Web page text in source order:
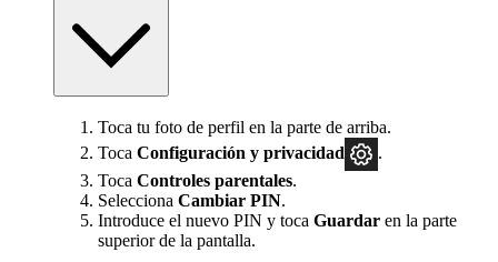
Toca tu foto de perfil en la parte de arriba.
Toca Configuración y privacidad
.
Toca Controles parentales.
Selecciona Cambiar PIN.
Introduce el nuevo PIN y toca Guardar en la parte
superior de la pantalla.